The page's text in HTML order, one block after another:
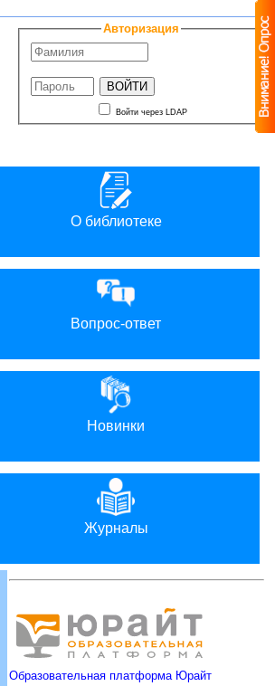
A A A A
Авторизация
Войти через LDAP
О библиотеке
Вопрос-ответ
Новинки
Журналы
Образовательная платформа Юрайт